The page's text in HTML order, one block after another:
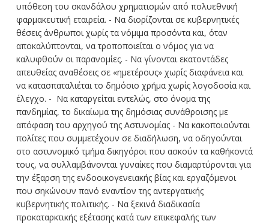
υπόθεση του σκανδάλου χρηματισμών από πολυεθνική
φαρμακευτική εταιρεία. - Να διορίζονται σε κυβερνητικές
θέσεις άνθρωποι χωρίς τα νόμιμα προσόντα και, όταν
αποκαλύπτονται, να τροποποιείται ο νόμος για να
καλυφθούν οι παρανομίες. - Να γίνονται εκατοντάδες
απευθείας αναθέσεις σε «ημετέρους» χωρίς διαφάνεια και
να κατασπαταλιέται το δημόσιο χρήμα χωρίς λογοδοσία και
έλεγχο. - Να καταργείται εντελώς, στο όνομα της
πανδημίας, το δικαίωμα της δημόσιας συνάθροισης με
απόφαση του αρχηγού της Αστυνομίας - Να κακοποιούνται
πολίτες που συμμετέχουν σε διαδήλωση, να οδηγούνται
στο αστυνομικό τμήμα δικηγόροι που ασκούν τα καθήκοντά
τους, να συλλαμβάνονται γυναίκες που διαμαρτύρονται για
την έξαρση της ενδοοικογενειακής βίας και εργαζόμενοι
που σηκώνουν πανό εναντίον της αντεργατικής
κυβερνητικής πολιτικής. - Να ξεκινά διαδικασία
προκαταρκτικής εξέτασης κατά των επικεφαλής των